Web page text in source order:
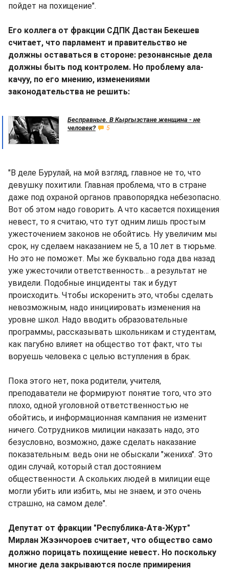
пойдет на похищение".
Его коллега от фракции СДПК Дастан Бекешев
считает, что парламент и правительство не
должны оставаться в стороне: резонансные дела
должны быть под контролем. Но проблему ала-
качуу, по его мнению, изменениями
законодательства не решить:
Бесправные. В Кыргызстане женщина - не
человек?
5
"В деле Бурулай, на мой взгляд, главное не то, что
девушку похитили. Главная проблема, что в стране
даже под охраной органов правопорядка небезопасно.
Вот об этом надо говорить. А что касается похищения
невест, то я считаю, что тут одним лишь простым
ужесточением законов не обойтись. Ну увеличим мы
срок, ну сделаем наказанием не 5, а 10 лет в тюрьме.
Но это не поможет. Мы же буквально года два назад
уже ужесточили ответственность… а результат не
увидели. Подобные инциденты так и будут
происходить. Чтобы искоренить это, чтобы сделать
невозможным, надо инициировать изменения на
уровне школ. Надо вводить образовательные
программы, рассказывать школьникам и студентам,
как пагубно влияет на общество тот факт, что ты
воруешь человека с целью вступления в брак.
Пока этого нет, пока родители, учителя,
преподаватели не формируют понятие того, что это
плохо, одной уголовной ответственностью не
обойтись, и информационная кампания не изменит
ничего. Сотрудников милиции наказать надо, это
безусловно, возможно, даже сделать наказание
показательным: ведь они не обыскали "жениха". Это
один случай, который стал достоянием
общественности. А скольких людей в милиции еще
могли убить или избить, мы не знаем, и это очень
страшно, на самом деле".
Депутат от фракции "Республика-Ата-Журт"
Мирлан Жээнчороев считает, что общество само
должно порицать похищение невест. Но поскольку
многие дела закрываются после примирения